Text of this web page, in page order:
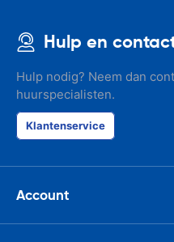
Hulp en
Hulp nodig? Neem dan
huurspecialisten.
Klantenservice
Account